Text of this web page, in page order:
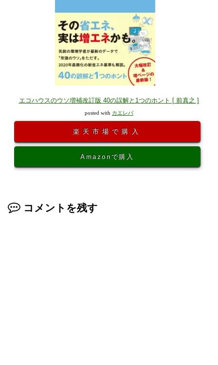
エコハウスのウソ増補改訂版 40の誤解と1つのホント [ 前真之 ]
posted with カエレバ
楽天市場で購入
Amazonで購入
コメントを残す